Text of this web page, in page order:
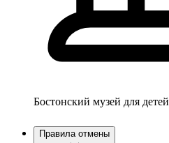
Бостонский музей для детей
Правила отмены